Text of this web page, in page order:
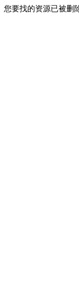
您要找的资源已被删